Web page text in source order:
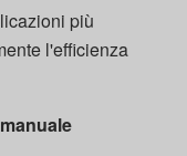
più
l'efficienza